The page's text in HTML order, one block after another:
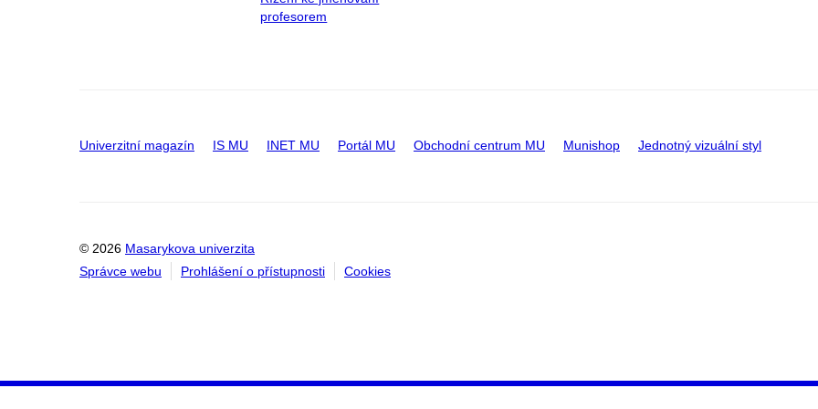
profesorem
Univerzitní magazín IS MU INET MU Portál MU Obchodní centrum MU Munishop Jednotný vizuální styl
© 2026 Masarykova univerzita
Správce webu
Prohlášení o přístupnosti Cookies